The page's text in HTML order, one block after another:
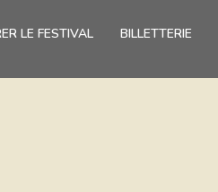
LE FESTIVAL BILLETTERIE